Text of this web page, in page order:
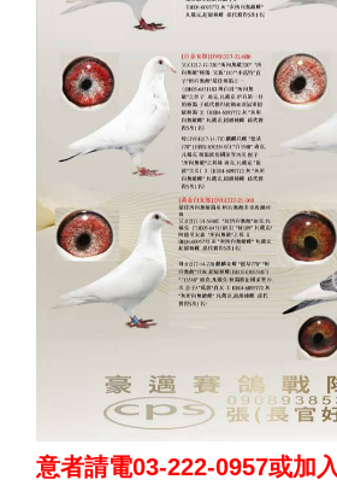
意者請電03-222-0957或加入